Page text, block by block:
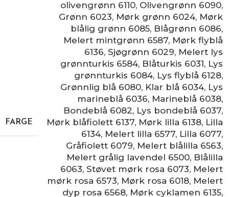
FARGE
olivengrønn 6110, Olivengrønn 6090,
Grønn 6023, Mørk grønn 6024, Mørk
blålig grønn 6085, Blågrønn 6086,
Melert mintgrønn 6587, Mørk flyblå
6136, Sjøgrønn 6029, Melert lys
grønnturkis 6584, Blåturkis 6031, Lys
grønnturkis 6084, Lys flyblå 6128,
Grønnlig blå 6080, Klar blå 6034, Lys
marineblå 6036, Marineblå 6038,
Bondeblå 6082, Lys bondeblå 6037,
Mørk blåfiolett 6137, Mørk lilla 6138, Lilla
6134, Melert lilla 6577, Lilla 6077,
Gråfiolett 6079, Melert blålilla 6563,
Melert grålig lavendel 6500, Blålilla
6063, Støvet mørk rosa 6073, Melert
mørk rosa 6573, Mørk rosa 6018, Melert
dyp rosa 6568, Mørk cyklamen 6135,